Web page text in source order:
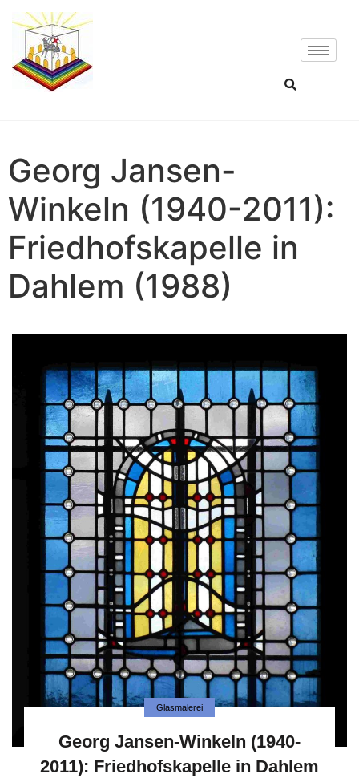
Georg Jansen-
Winkeln (1940-2011):
Friedhofskapelle in
Dahlem (1988)
Glasmalerei
Georg Jansen-Winkeln (1940-
2011): Friedhofskapelle in Dahlem